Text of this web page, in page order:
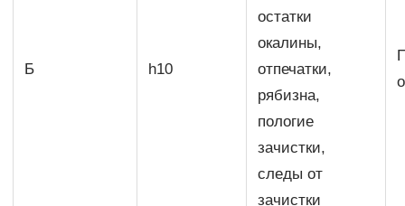
Б h10
остатки
окалины,
отпечатки,
рябизна,
пологие
зачистки,
следы от
зачистки